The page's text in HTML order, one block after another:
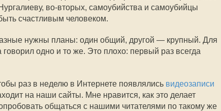
во-вторых, самоубийства и самоубийцы
счастливым человеком.
нужны планы: один общий, другой — крупный. Для
одно и то же. Это плохо: первый раз всегда
раз в неделю в Интернете появлялись видеозаписи
на наши сайты. Мне нравится, как это делает
общаться с нашими читателями по такому же